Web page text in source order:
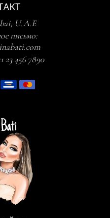
U.A.E
письмо:
23 456 7890